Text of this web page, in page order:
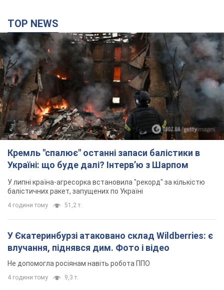
TOP NEWS
Кремль "спалює" останні запаси балістики в
Україні: що буде далі? Інтерв’ю з Шарпом
У липні країна-агресорка встановила "рекорд" за кількістю
балістичних ракет, запущених по Україні
4 години тому 51,2 т.
У Єкатеринбурзі атаковано склад Wildberries: є
влучання, піднявся дим. Фото і відео
Не допомогла росіянам навіть робота ППО
4 години тому 9,3 т.